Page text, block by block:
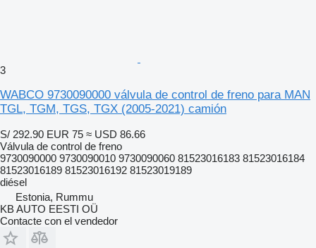
3
WABCO 9730090000 válvula de control de freno para MAN
TGL, TGM, TGS, TGX (2005-2021) camión
S/ 292.90 EUR 75 ≈ USD 86.66
Válvula de control de freno
9730090000 9730090010 9730090060 81523016183 81523016184
81523016189 81523016192 81523019189
diésel
Estonia, Rummu
KB AUTO EESTI OÜ
Contacte con el vendedor